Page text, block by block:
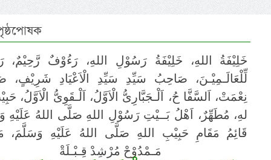
خَلِيْفَةُ اللهِ، خَلِيْفَةُ رَسُوْلِ اللهِ، رَءُوْفٌ رَّحِيْمٌ،
لِّلْعَالَـمِيْـنَ، صَاحِبُ سَيِّدِ سَيِّدِ الْاَعْيَادِ شَرِيْفٍ،
نِعْمَتْ، اَلسَّفَّا حُ، اَلْـجَبَّارِىُّ الْاَوَّلُ، اَلْـقَوِىُّ الْاَوَّلُ،
لهِ، مُطَهِّرٌ، اَهْلُ بَــيْتِ رَسُوْلِ اللهِ صَلَّى اللهُ عَلَيْهِ
قَائِمُ مَقَامِ حَبِيْبِ اللهِ صَلَّى اللهُ عَلَيْهِ وَسَلَّمَ،
مَـمْدُوْحْ مُرْشِدْ قِـبْـلَةْ